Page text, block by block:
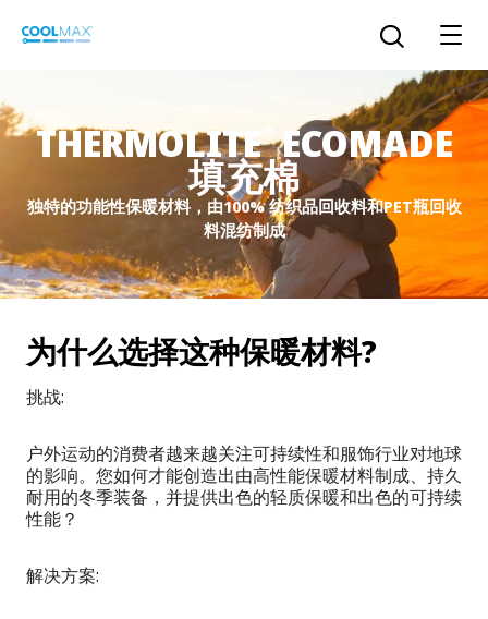
内
容
COOLMAX CloakFX™技术
COOLMAX EcoMade 技术
COOLMAX® freshFX ® 技术
COOLMAX PRO EcoMade 技术
LYCRA ONE™ portal
LYCRA®
THERMOLITE
打开搜索
THERMOLITE ECOMADE
填充棉
独特的功能性保暖材料，由100% 纺织品回收料和PET瓶回收
料混纺制成
为什么选择这种保暖材料?
挑战:
户外运动的消费者越来越关注可持续性和服饰行业对地球
的影响。您如何才能创造出由高性能保暖材料制成、持久
耐用的冬季装备，并提供出色的轻质保暖和出色的可持续
性能？
解决方案: